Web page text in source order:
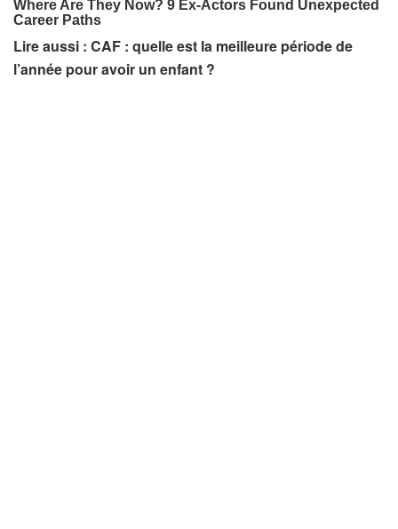
Lire aussi : CAF : quelle est la meilleure période de
l’année pour avoir un enfant ?